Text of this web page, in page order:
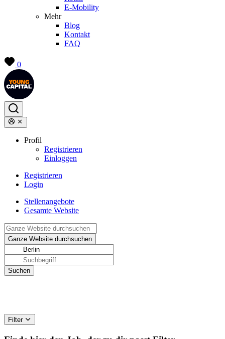
E-Mobility
Mehr
Blog
Kontakt
FAQ
0
Profil
Registrieren
Einloggen
Registrieren
Login
Stellenangebote
Gesamte Website
Filter